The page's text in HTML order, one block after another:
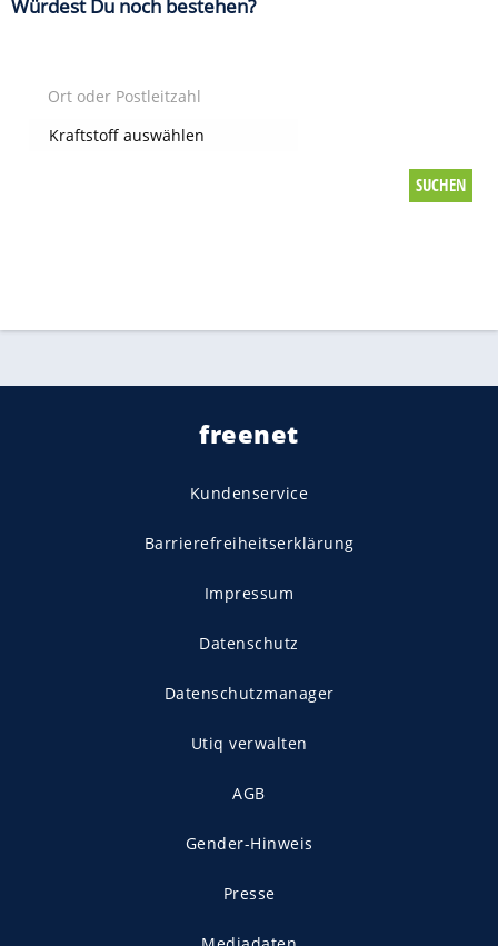
Würdest Du noch bestehen?
freenet
Kundenservice
Barrierefreiheitserklärung
Impressum
Datenschutz
Datenschutzmanager
Utiq verwalten
AGB
Gender-Hinweis
Presse